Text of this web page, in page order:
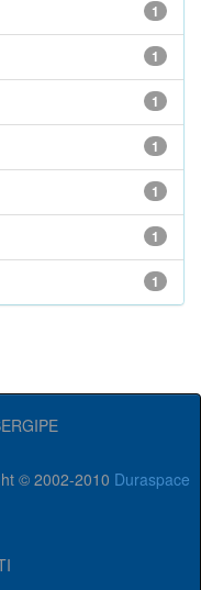
1
1
1
1
1
1
1
© 2002-2010 Duraspace